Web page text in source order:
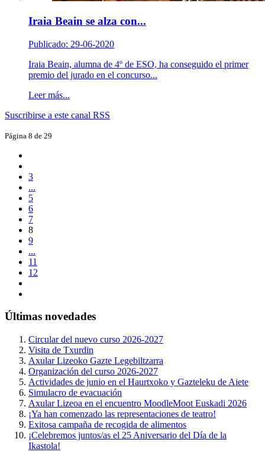
Iraia Beain se alza con...
Publicado: 29-06-2020
Iraia Beain, alumna de 4º de ESO, ha conseguido el primer
premio del jurado en el concurso...
Leer más...
Suscribirse a este canal RSS
Página 8 de 29
3
...
5
6
7
8
9
...
11
12
Últimas novedades
Circular del nuevo curso 2026-2027
Visita de Txurdin
Axular Lizeoko Gazte Legebiltzarra
Organización del curso 2026-2027
Actividades de junio en el Haurtxoko y Gazteleku de Aiete
Simulacro de evacuación
Axular Lizeoa en el encuentro MoodleMoot Euskadi 2026
¡Ya han comenzado las representaciones de teatro!
Exitosa campaña de recogida de alimentos
¡Celebremos juntos/as el 25 Aniversario del Día de la
Ikastola!